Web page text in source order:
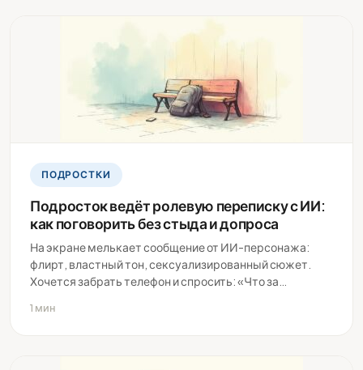
ПОДРОСТКИ
Подросток ведёт ролевую переписку с ИИ:
как поговорить без стыда и допроса
На экране мелькает сообщение от ИИ-персонажа:
флирт, властный тон, сексуализированный сюжет.
Хочется забрать телефон и спросить: «Что за…
1 мин